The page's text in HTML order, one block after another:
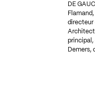
DE
directeur
principal,
Demers,